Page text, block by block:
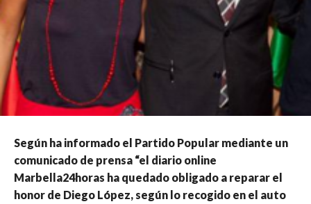
Según ha informado el Partido Popular mediante un
comunicado de prensa “el diario online
Marbella24horas ha quedado obligado a reparar el
honor de Diego López, según lo recogido en el auto